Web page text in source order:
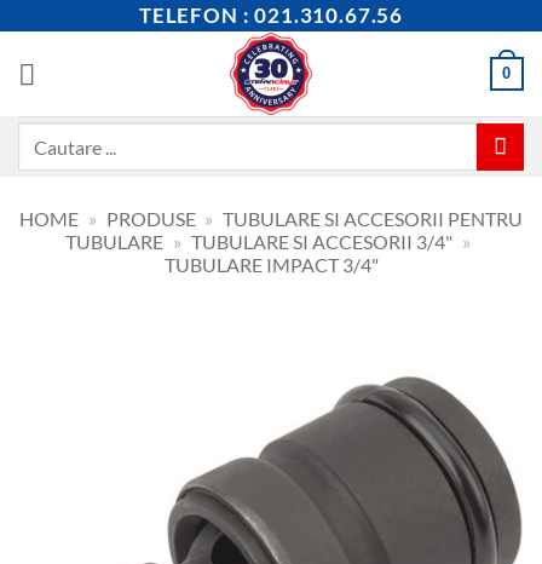
content
TELEFON : 021.310.67.56
0
HOME » PRODUSE » TUBULARE SI ACCESORII PENTRU
TUBULARE » TUBULARE SI ACCESORII 3/4" »
TUBULARE IMPACT 3/4"